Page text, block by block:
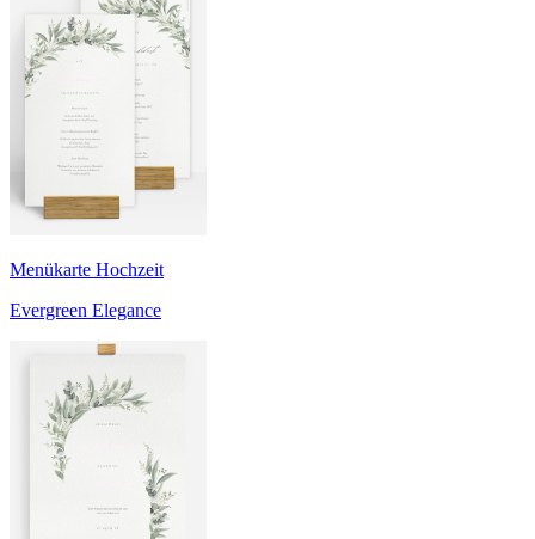
Menükarte Hochzeit
Evergreen Elegance